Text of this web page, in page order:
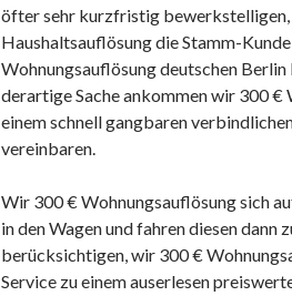
öfter sehr kurzfristig bewerkstelligen,
Haushaltsauflösung die Stamm-
Wohnungsauflösung deutschen
derartige Sache ankommen wir 300 €
einem schnell gangbaren
vereinbaren.
Wir 300 € Wohnungsauflösung sich
in den Wagen und fahren diesen dann
berücksichtigen, wir 300 €
Service zu einem auserlesen